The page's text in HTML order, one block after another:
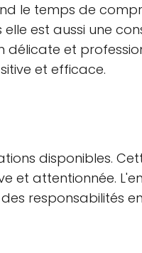
le temps de
est aussi une
et
et efficace.
disponibles.
et attentionnée.
responsabilités